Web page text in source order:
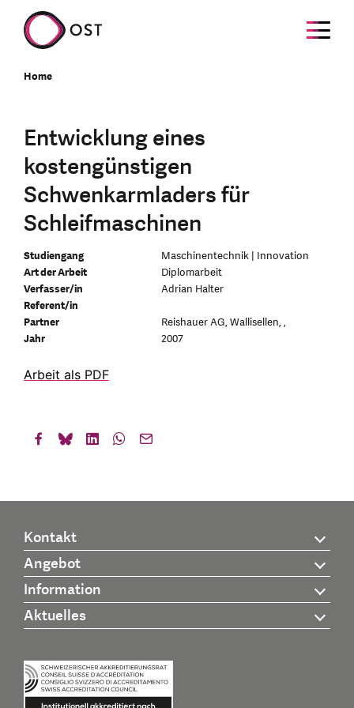
Home
Entwicklung eines
kostengünstigen
Schwenkarmladers für
Schleifmaschinen
Studiengang
Maschinentechnik | Innovation
Art der Arbeit
Diplomarbeit
Verfasser/in
Adrian Halter
Referent/in
Partner
Reishauer AG, Wallisellen, ,
Jahr
2007
Arbeit als PDF
Kontakt
Angebot
Information
Aktuelles